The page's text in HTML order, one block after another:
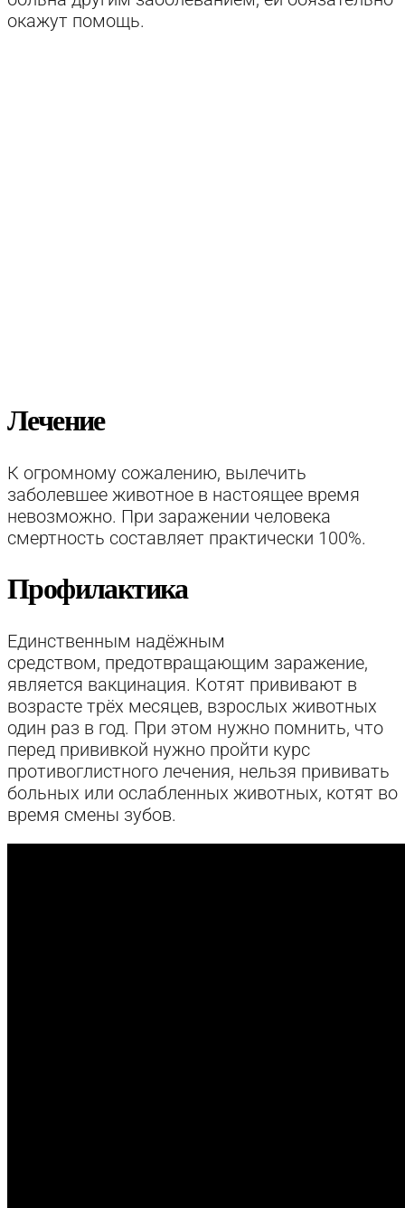
окажут помощь.
Лечение
К огромному сожалению, вылечить
заболевшее животное в настоящее время
невозможно. При заражении человека
смертность составляет практически 100%.
Профилактика
Единственным надёжным
средством, предотвращающим заражение,
является вакцинация. Котят прививают в
возрасте трёх месяцев, взрослых животных
один раз в год. При этом нужно помнить, что
перед прививкой нужно пройти курс
противоглистного лечения, нельзя прививать
больных или ослабленных животных, котят во
время смены зубов.